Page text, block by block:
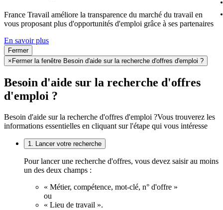
France Travail améliore la transparence du marché du travail en
vous proposant plus d'opportunités d'emploi grâce à ses partenaires
En savoir plus
Fermer
× Fermer la fenêtre Besoin d'aide sur la recherche d'offres d'emploi ?
Besoin d'aide sur la recherche d'offres
d'emploi ?
Besoin d'aide sur la recherche d'offres d'emploi ?Vous trouverez les
informations essentielles en cliquant sur l'étape qui vous intéresse
1. Lancer votre recherche
Pour lancer une recherche d'offres, vous devez saisir au moins
un des deux champs :
« Métier, compétence, mot-clé, n° d'offre »
ou
« Lieu de travail ».